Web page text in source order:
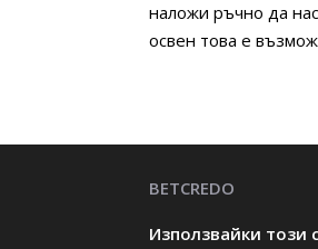
наложи ръчно да
освен това е
BETCREDO
Използвайки този